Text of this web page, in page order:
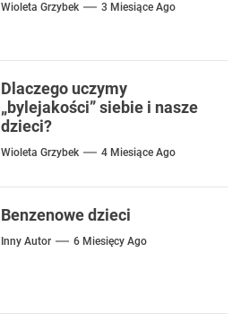
Wioleta Grzybek 3 Miesiące Ago
Dlaczego uczymy
„bylejakości” siebie i nasze
dzieci?
Wioleta Grzybek 4 Miesiące Ago
Benzenowe dzieci
Inny Autor 6 Miesięcy Ago